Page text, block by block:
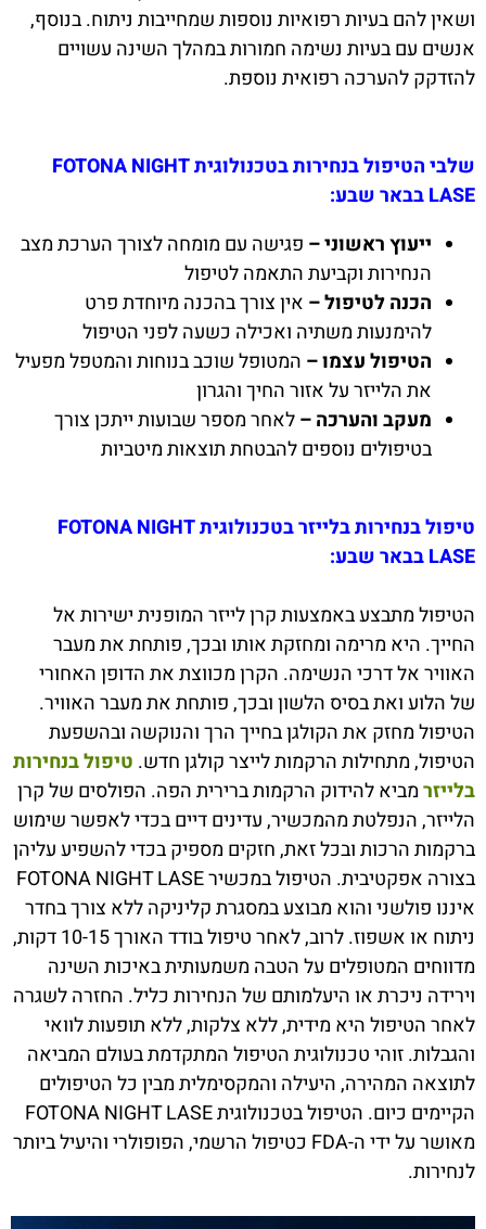
ושאין להם בעיות רפואיות נוספות שמחייבות ניתוח. בנוסף,
אנשים עם בעיות נשימה חמורות במהלך השינה עשויים
להזדקק להערכה רפואית נוספת.
שלבי הטיפול בנחירות בטכנולוגית FOTONA NIGHT
LASE בבאר שבע:
ייעוץ ראשוני – פגישה עם מומחה לצורך הערכת מצב
הנחירות וקביעת התאמה לטיפול
הכנה לטיפול – אין צורך בהכנה מיוחדת פרט
להימנעות משתיה ואכילה כשעה לפני הטיפול
הטיפול עצמו – המטופל שוכב בנוחות והמטפל מפעיל
את הלייזר על אזור החיך והגרון
מעקב והערכה –לאחר מספר שבועות ייתכן צורך
בטיפולים נוספים להבטחת תוצאות מיטביות
טיפול בנחירות בלייזר בטכנולוגית FOTONA NIGHT
LASE בבאר שבע:
הטיפול מתבצע באמצעות קרן לייזר המופנית ישירות אל
החייך. היא מרימה ומחזקת אותו ובכך, פותחת את מעבר
האוויר אל דרכי הנשימה. הקרן מכווצת את הדופן האחורי
של הלוע ואת בסיס הלשון ובכך, פותחת את מעבר האוויר.
הטיפול מחזק את הקולגן בחייך הרך והנוקשה ובהשפעת
הטיפול, מתחילות הרקמות לייצר קולגן חדש. טיפול בנחירות
בלייזרמביא להידוק הרקמות ברירית הפה. הפולסים של קרן
הלייזר, הנפלטת מהמכשיר, עדינים דיים בכדי לאפשר שימוש
ברקמות הרכות ובכל זאת, חזקים מספיק בכדי להשפיע עליהן
בצורה אפקטיבית. הטיפול במכשיר FOTONA NIGHT LASE
איננו פולשני והוא מבוצע במסגרת קליניקה ללא צורך בחדר
ניתוח או אשפוז. לרוב, לאחר טיפול בודד האורך 10-15 דקות,
מדווחים המטופלים על הטבה משמעותית באיכות השינה
וירידה ניכרת או היעלמותם של הנחירות כליל. החזרה לשגרה
לאחר הטיפול היא מידית, ללא צלקות, ללא תופעות לוואי
והגבלות. זוהי טכנולוגית הטיפול המתקדמת בעולם המביאה
לתוצאה המהירה, היעילה והמקסימלית מבין כל הטיפולים
הקיימים כיום. הטיפול בטכנולוגית FOTONA NIGHT LASE
מאושר על ידי ה-FDA כטיפול הרשמי, הפופולרי והיעיל ביותר
לנחירות.